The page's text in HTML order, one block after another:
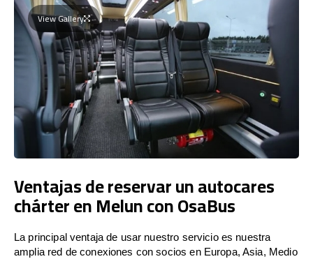
View Gallery
Ventajas de reservar un autocares
chárter en Melun con OsaBus
La principal ventaja de usar nuestro servicio es nuestra
amplia red de conexiones con socios en Europa, Asia, Medio